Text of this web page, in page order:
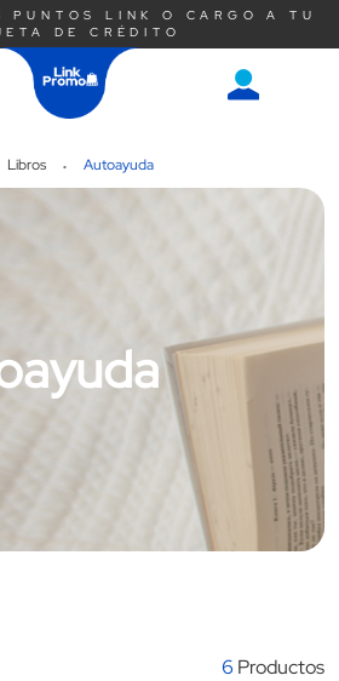
PUNTOS LINK O CARGO A TU
DE CRÉDITO
Saltar
Libros Autoayuda
6 Productos